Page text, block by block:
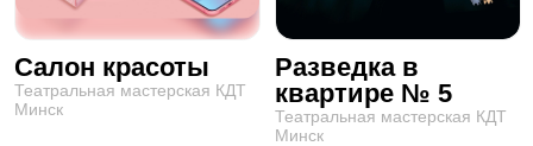
Салон красоты
Театральная мастерская КДТ
Минск
Разведка в
квартире № 5
Театральная мастерская КДТ
Минск